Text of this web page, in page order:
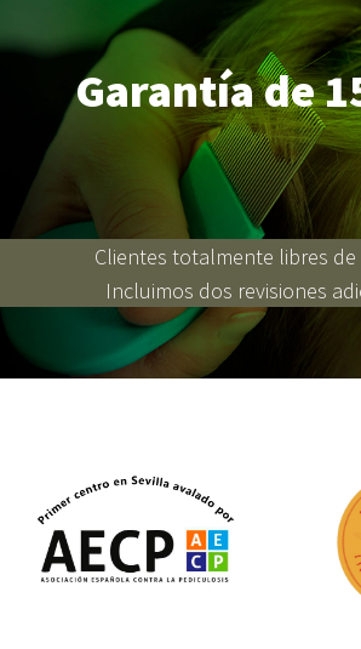
Garantía de
Clientes totalmente libres de
Incluimos dos revisiones